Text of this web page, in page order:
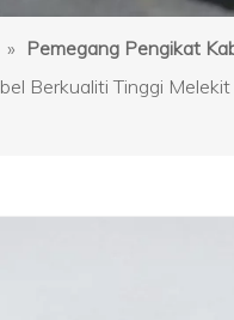
» Pemegang Pengikat
Berkualiti Tinggi